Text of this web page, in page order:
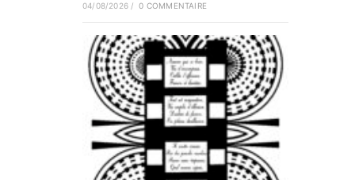
04/08/2026 / 0 COMMENTAIRE